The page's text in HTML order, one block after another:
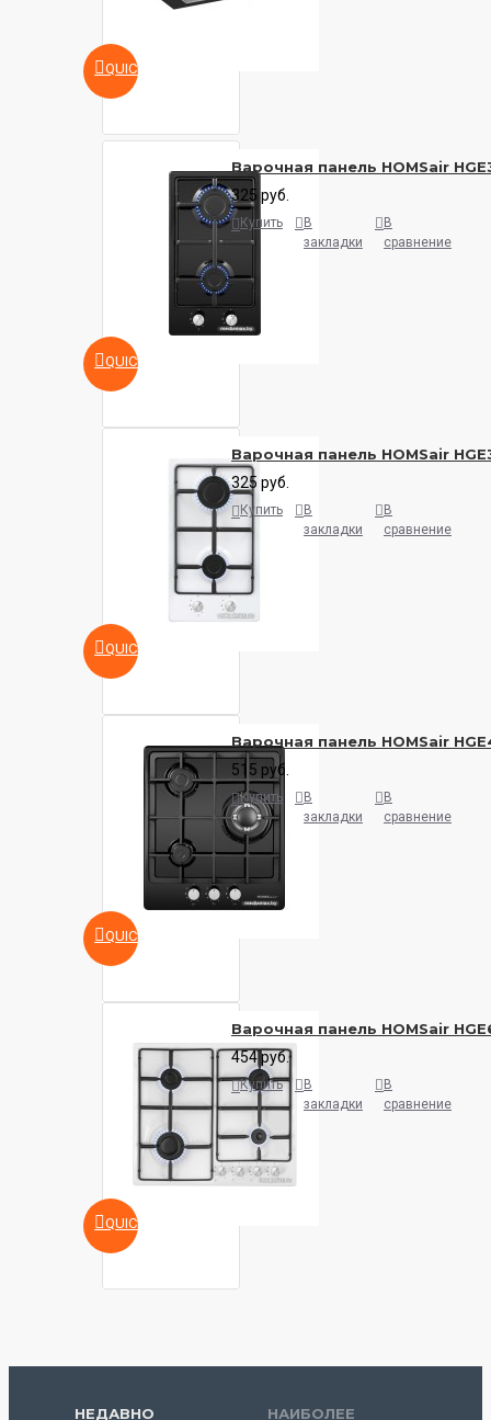
QUICKVIEW
QUICKVIEW
Варочная панель HOMSair
325 руб.
Купить
В
закладки
В
сравнение
QUICKVIEW
Варочная панель HOMSair
325 руб.
Купить
В
закладки
В
сравнение
QUICKVIEW
Варочная панель HOMSair
515 руб.
Купить
В
закладки
В
сравнение
QUICKVIEW
Варочная панель HOMSair
454 руб.
Купить
В
закладки
В
сравнение
НЕДАВНО НАИБОЛЕЕ